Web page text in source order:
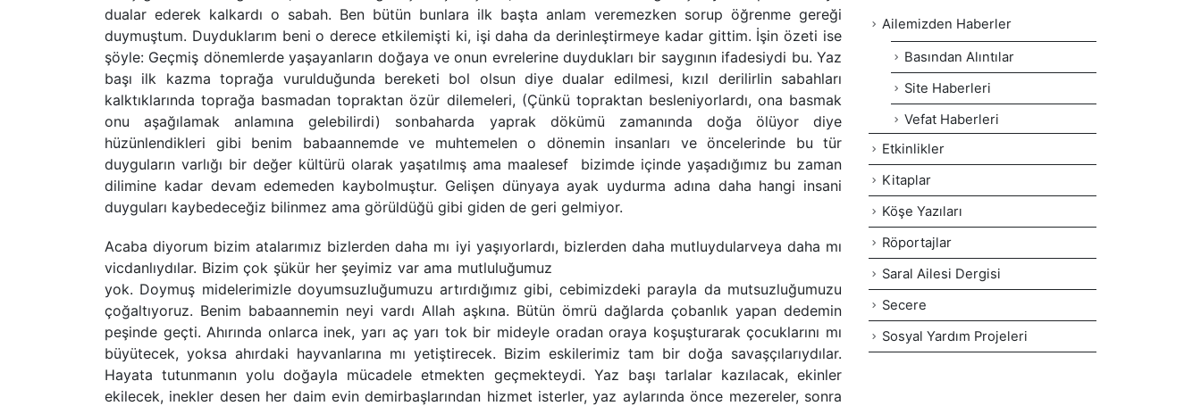
dualar ederek kalkardı o sabah. Ben bütün bunlara ilk başta anlam veremezken sorup öğrenme gereği
duymuştum. Duyduklarım beni o derece etkilemişti ki, işi daha da derinleştirmeye kadar gittim. İşin özeti ise
şöyle: Geçmiş dönemlerde yaşayanların doğaya ve onun evrelerine duydukları bir saygının ifadesiydi bu. Yaz
başı ilk kazma toprağa vurulduğunda bereketi bol olsun diye dualar edilmesi, kızıl derilirlin sabahları
kalktıklarında toprağa basmadan topraktan özür dilemeleri, (Çünkü topraktan besleniyorlardı, ona basmak
onu aşağılamak anlamına gelebilirdi) sonbaharda yaprak dökümü zamanında doğa ölüyor diye
hüzünlendikleri gibi benim babaannemde ve muhtemelen o dönemin insanları ve öncelerinde bu tür
duyguların varlığı bir değer kültürü olarak yaşatılmış ama maalesef bizimde içinde yaşadığımız bu zaman
dilimine kadar devam edemeden kaybolmuştur. Gelişen dünyaya ayak uydurma adına daha hangi insani
duyguları kaybedeceğiz bilinmez ama görüldüğü gibi giden de geri gelmiyor.
Acaba diyorum bizim atalarımız bizlerden daha mı iyi yaşıyorlardı, bizlerden daha mutluydularveya daha mı
vicdanlıydılar. Bizim çok şükür her şeyimiz var ama mutluluğumuz
yok. Doymuş midelerimizle doyumsuzluğumuzu artırdığımız gibi, cebimizdeki parayla da mutsuzluğumuzu
çoğaltıyoruz. Benim babaannemin neyi vardı Allah aşkına. Bütün ömrü dağlarda çobanlık yapan dedemin
peşinde geçti. Ahırında onlarca inek, yarı aç yarı tok bir mideyle oradan oraya koşuşturarak çocuklarını mı
büyütecek, yoksa ahırdaki hayvanlarına mı yetiştirecek. Bizim eskilerimiz tam bir doğa savaşçılarıydılar.
Hayata tutunmanın yolu doğayla mücadele etmekten geçmekteydi. Yaz başı tarlalar kazılacak, ekinler
ekilecek, inekler desen her daim evin demirbaşlarından hizmet isterler, yaz aylarında önce mezereler, sonra
Ailemizden Haberler
Basından Alıntılar
Site Haberleri
Vefat Haberleri
Etkinlikler
Kitaplar
Köşe Yazıları
Röportajlar
Saral Ailesi Dergisi
Secere
Sosyal Yardım Projeleri